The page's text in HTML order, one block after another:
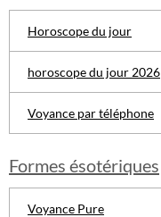
Horoscope du jour
horoscope du jour 2026
Voyance par téléphone
Formes ésotériques
Voyance Pure